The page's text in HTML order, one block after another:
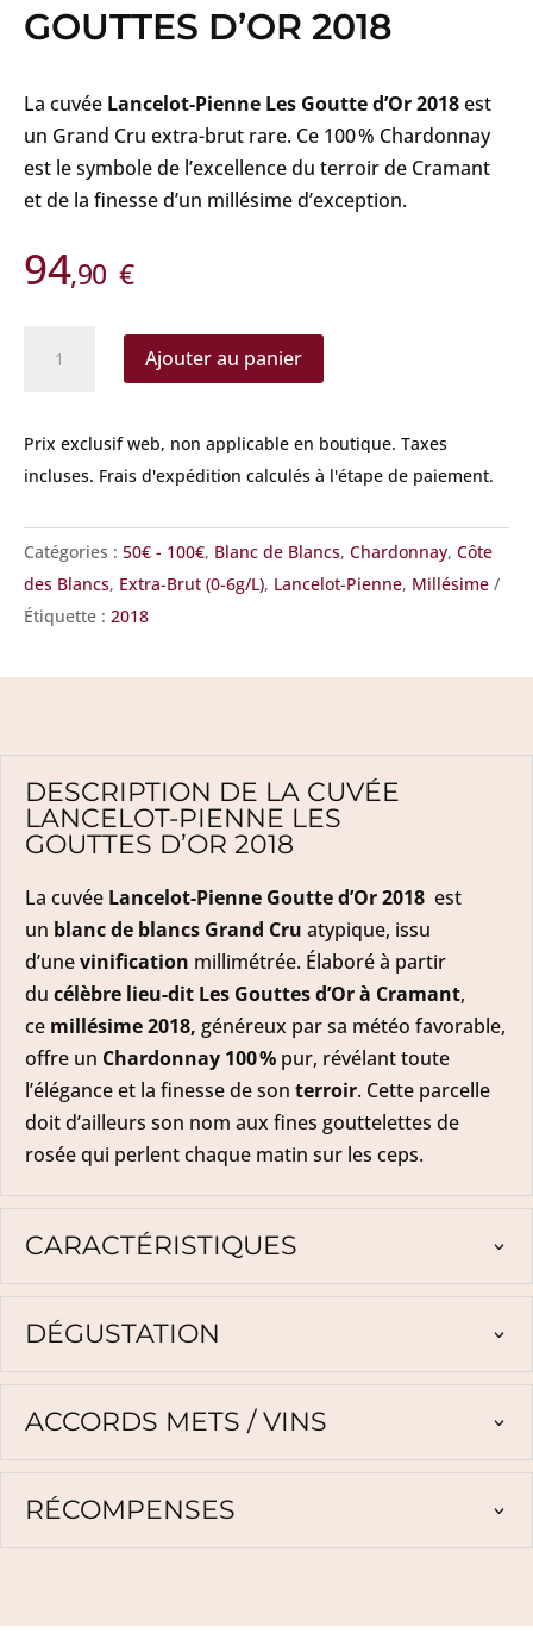
GOUTTES D’OR 2018
La cuvée Lancelot-Pienne Les Goutte d’Or 2018est
un Grand Cru extra-brut rare. Ce 100 % Chardonnay
est le symbole de l’excellence du terroir de Cramant
et de la finesse d’un millésime d’exception.
94,90 €
Pienne
-
Gouttes
d'Or
2018
Ajouter au panier
Prix exclusif web, non applicable en boutique. Taxes
incluses. Frais d'expédition calculés à l'étape de paiement.
Catégories : 50€ - 100€, Blanc de Blancs, Chardonnay, Côte
des Blancs, Extra-Brut (0-6g/L), Lancelot-Pienne, Millésime
Étiquette : 2018
DESCRIPTION DE LA CUVÉE
LANCELOT-PIENNE LES
GOUTTES D’OR 2018
La cuvée Lancelot-Pienne Goutte d’Or 2018 est
un blanc de blancs Grand Cru atypique, issu
d’unevinification millimétrée. Élaboré à partir
du célèbre lieu-dit Les Gouttes d’Or à Cramant,
ce millésime 2018, généreux par sa météo favorable,
offre un Chardonnay 100 % pur, révélant toute
l’élégance et la finesse de son terroir. Cette parcelle
doit d’ailleurs son nom aux fines gouttelettes de
rosée qui perlent chaque matin sur les ceps.
CARACTÉRISTIQUES
DÉGUSTATION
ACCORDS METS / VINS
RÉCOMPENSES